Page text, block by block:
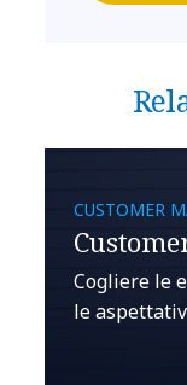
CUSTOMER
Cogliere le
le